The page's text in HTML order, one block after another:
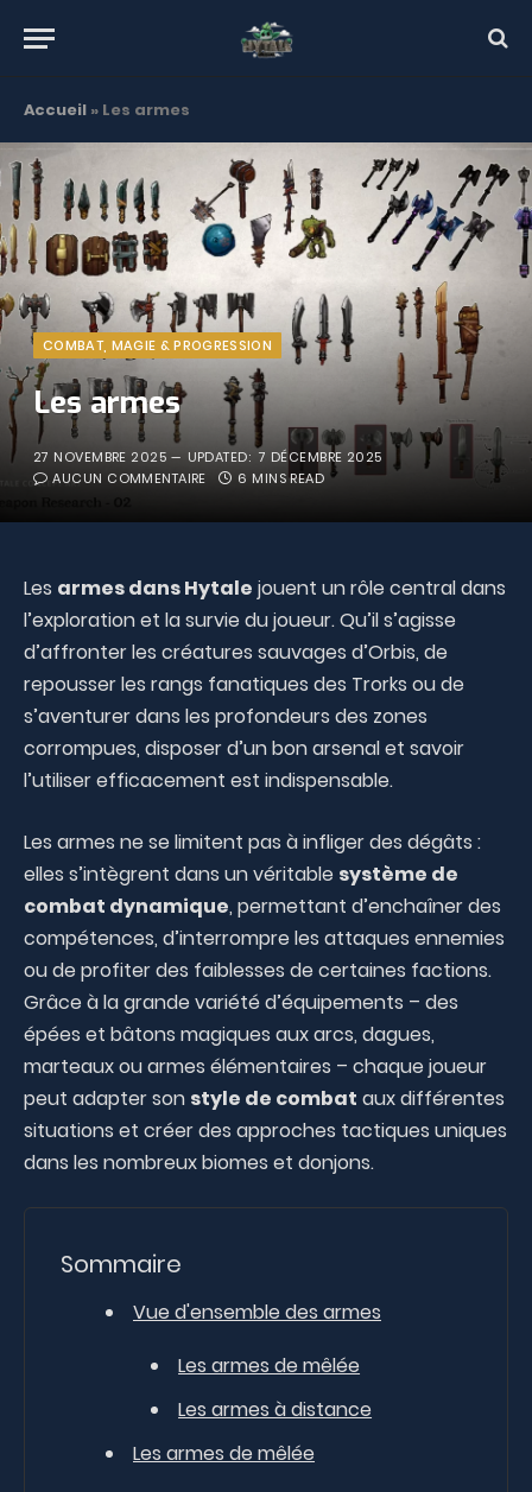
Accueil » Les armes
COMBAT, MAGIE & PROGRESSION
Les armes
27 NOVEMBRE 2025 UPDATED: 7 DÉCEMBRE 2025
AUCUN COMMENTAIRE
6 MINS READ
Les armes dans Hytale jouent un rôle central dans
l’exploration et la survie du joueur. Qu’il s’agisse
d’affronter les créatures sauvages d’Orbis, de
repousser les rangs fanatiques des Trorks ou de
s’aventurer dans les profondeurs des zones
corrompues, disposer d’un bon arsenal et savoir
l’utiliser efficacement est indispensable.
Les armes ne se limitent pas à infliger des dégâts :
elles s’intègrent dans un véritable système de
combat dynamique, permettant d’enchaîner des
compétences, d’interrompre les attaques ennemies
ou de profiter des faiblesses de certaines factions.
Grâce à la grande variété d’équipements – des
épées et bâtons magiques aux arcs, dagues,
marteaux ou armes élémentaires – chaque joueur
peut adapter son style de combat aux différentes
situations et créer des approches tactiques uniques
dans les nombreux biomes et donjons.
Sommaire
Vue d'ensemble des armes
Les armes de mêlée
Les armes à distance
Les armes de mêlée